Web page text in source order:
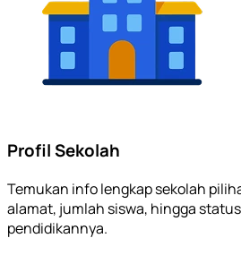
Profil Sekolah
Temukan info lengkap sekolah
alamat, jumlah siswa, hingga
pendidikannya.